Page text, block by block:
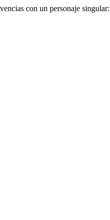
con un personaje